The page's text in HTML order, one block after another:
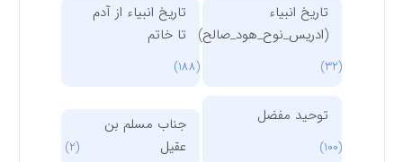
تاریخ انبیاء
(ادریس_نوح_هود_صالح)
تاریخ انبیاء از آدم
تا خاتم
توحید مفضل
جناب مسلم بن
عقیل